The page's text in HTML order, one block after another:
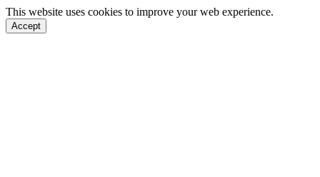
This website uses cookies to improve your web experience.
Accept